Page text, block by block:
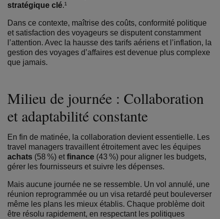
stratégique clé.¹
Dans ce contexte, maîtrise des coûts, conformité politique
et satisfaction des voyageurs se disputent constamment
l’attention. Avec la hausse des tarifs aériens et l’inflation, la
gestion des voyages d’affaires est devenue plus complexe
que jamais.
Milieu de journée : Collaboration
et adaptabilité constante
En fin de matinée, la collaboration devient essentielle. Les
travel managers travaillent étroitement avec les équipes
achats (58 %) et finance (43 %) pour aligner les budgets,
gérer les fournisseurs et suivre les dépenses.
Mais aucune journée ne se ressemble. Un vol annulé, une
réunion reprogrammée ou un visa retardé peut bouleverser
même les plans les mieux établis. Chaque problème doit
être résolu rapidement, en respectant les politiques